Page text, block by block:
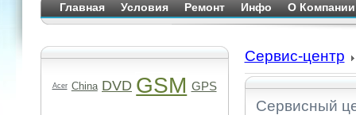
Главная Условия Ремонт Инфо О Компании
Acer China DVD GSM GPS
Сервис-центр
Сервисный